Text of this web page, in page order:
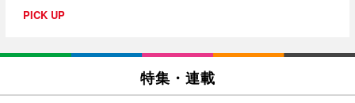
PICK UP
特集・連載